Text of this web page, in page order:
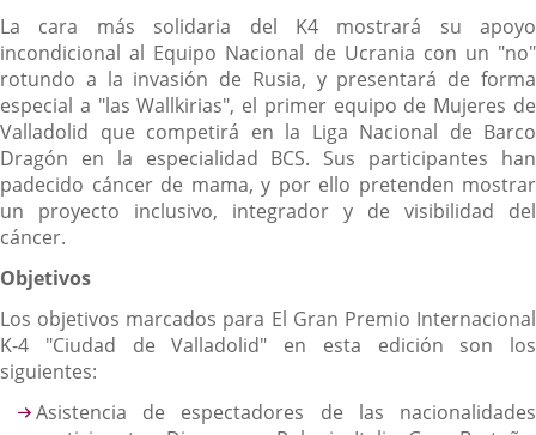
La cara más solidaria del K4 mostrará su apoyo
incondicional al Equipo Nacional de Ucrania con un "no"
rotundo a la invasión de Rusia, y presentará de forma
especial a "las Wallkirias", el primer equipo de Mujeres de
Valladolid que competirá en la Liga Nacional de Barco
Dragón en la especialidad BCS. Sus participantes han
padecido cáncer de mama, y por ello pretenden mostrar
un proyecto inclusivo, integrador y de visibilidad del
cáncer.
Objetivos
Los objetivos marcados para El Gran Premio Internacional
K-4 "Ciudad de Valladolid" en esta edición son los
siguientes:
Asistencia de espectadores de las nacionalidades